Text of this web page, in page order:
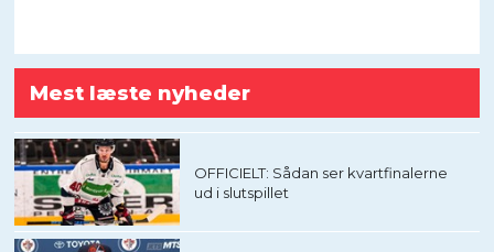
Mest læste nyheder
OFFICIELT: Sådan ser kvartfinalerne
ud i slutspillet